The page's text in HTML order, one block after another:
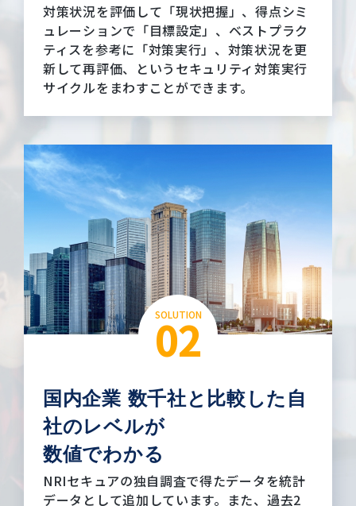
対策状況を評価して「現状把握」、得点シミ
ュレーションで「目標設定」、ベストプラク
ティスを参考に「対策実行」、対策状況を更
新して再評価、というセキュリティ対策実行
サイクルをまわすことができます。
SOLUTION
02
国内企業 数千社と比較した自
社のレベルが
数値でわかる
NRIセキュアの独自調査で得たデータを統計
データとして追加しています。また、過去2